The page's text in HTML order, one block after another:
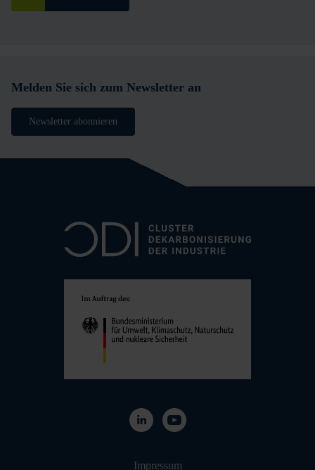
Melden Sie sich zum Newsletter an
Newsletter abonnieren
Navigation überspringen
Impressum